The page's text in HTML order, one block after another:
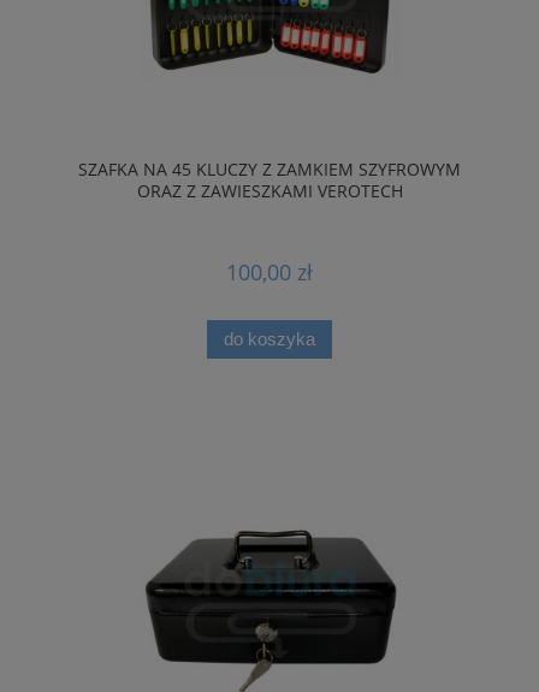
SZAFKA NA 45 KLUCZY Z ZAMKIEM SZYFROWYM
ORAZ Z ZAWIESZKAMI VEROTECH
100,00 zł
do koszyka